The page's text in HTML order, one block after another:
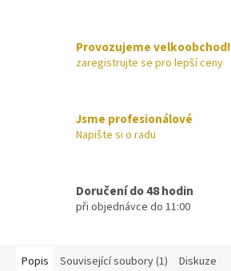
Provozujeme velkoobchod!
zaregistrujte se pro lepší ceny
Jsme profesionálové
Napište si o radu
Doručení do 48 hodin
při objednávce do 11:00
Popis Související soubory (1) Diskuze